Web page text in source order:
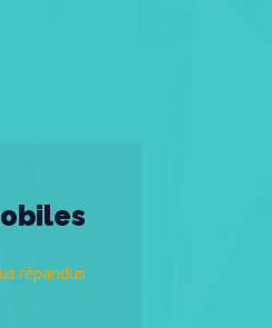
répandus